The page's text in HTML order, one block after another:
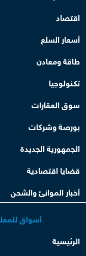
اقتصاد
أسعار السلع
طاقة ومعادن
تكنولوجيا
سوق العقارات
بورصة وشركات
الجمهورية الجديدة
قضايا اقتصادية
أخبار الموانئ والشحن
أسواق
الرئيسية